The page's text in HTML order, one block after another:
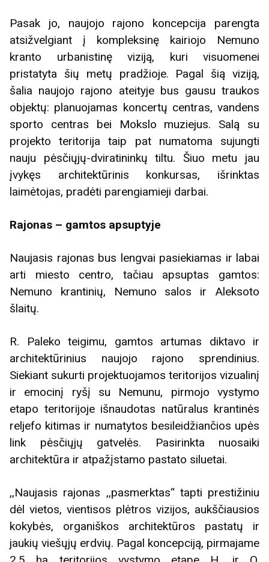
Pasak jo, naujojo rajono koncepcija parengta
atsižvelgiant į kompleksinę kairiojo Nemuno
kranto urbanistinę viziją, kuri visuomenei
pristatyta šių metų pradžioje. Pagal šią viziją,
šalia naujojo rajono ateityje bus gausu traukos
objektų: planuojamas koncertų centras, vandens
sporto centras bei Mokslo muziejus. Salą su
projekto teritorija taip pat numatoma sujungti
nauju pėsčiųjų-dviratininkų tiltu. Šiuo metu jau
įvykęs architektūrinis konkursas, išrinktas
laimėtojas, pradėti parengiamieji darbai.
Rajonas – gamtos apsuptyje
Naujasis rajonas bus lengvai pasiekiamas ir labai
arti miesto centro, tačiau apsuptas gamtos:
Nemuno krantinių, Nemuno salos ir Aleksoto
šlaitų.
R. Paleko teigimu, gamtos artumas diktavo ir
architektūrinius naujojo rajono sprendinius.
Siekiant sukurti projektuojamos teritorijos vizualinį
ir emocinį ryšį su Nemunu, pirmojo vystymo
etapo teritorijoje išnaudotas natūralus krantinės
reljefo kitimas ir numatytos besileidžiančios upės
link pėsčiųjų gatvelės. Pasirinkta nuosaiki
architektūra ir atpažįstamo pastato siluetai.
,,Naujasis rajonas ,,pasmerktas“ tapti prestižiniu
dėl vietos, vientisos plėtros vizijos, aukščiausios
kokybės, organiškos architektūros pastatų ir
jaukių viešųjų erdvių. Pagal koncepciją, pirmajame